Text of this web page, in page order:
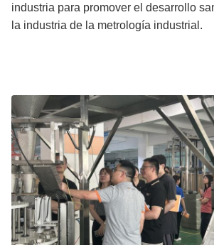
industria para promover el desarrollo
la industria de la metrología industrial.